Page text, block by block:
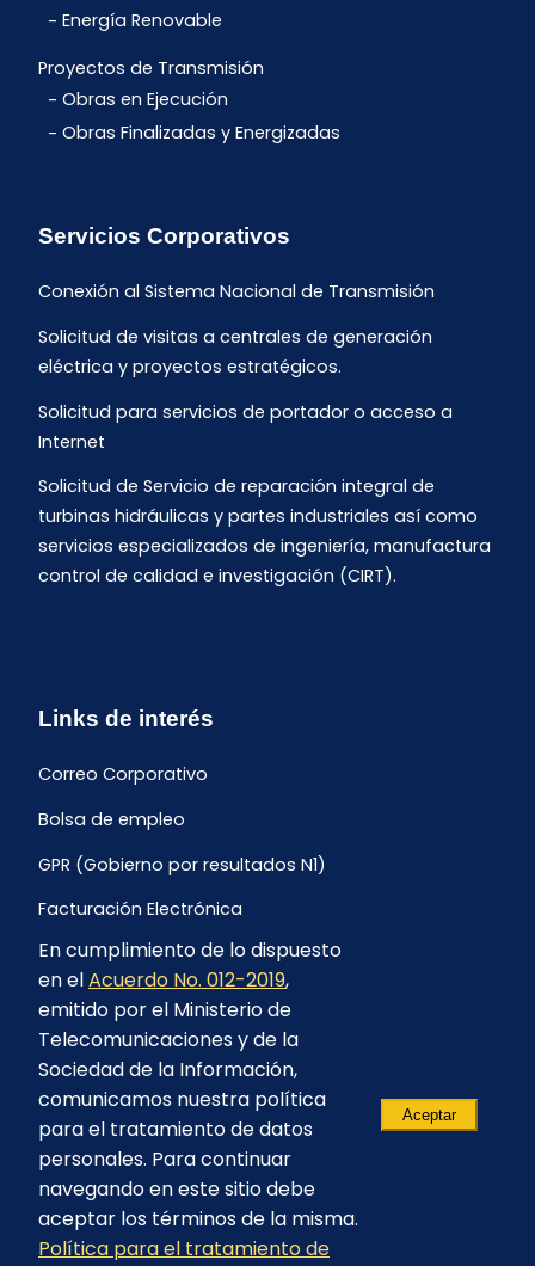
Energía Renovable
Proyectos de Transmisión
Obras en Ejecución
Obras Finalizadas y Energizadas
Servicios Corporativos
Conexión al Sistema Nacional de Transmisión
Solicitud de visitas a centrales de generación
eléctrica y proyectos estratégicos.
Solicitud para servicios de portador o acceso a
Internet
Solicitud de Servicio de reparación integral de
turbinas hidráulicas y partes industriales así como
servicios especializados de ingeniería, manufactura
control de calidad e investigación (CIRT).
Links de interés
Correo Corporativo
Bolsa de empleo
GPR (Gobierno por resultados N1)
Facturación Electrónica
Archivo Histórico de Facturación
Portal Ambiental y Social
Proyecto Geotérmico Chachimbiro
Contratación consultoría mediante “Lista Corta”
Reglamento de Procesos Asociativos
© 2023 - CELEC EP - Todos los derechos
En cumplimiento de lo dispuesto
en elAcuerdo No. 012-2019,
emitido por el Ministerio de
Telecomunicaciones y de la
Sociedad de la Información,
comunicamos nuestra política
para el tratamiento de datos
personales. Para continuar
navegando en este sitio debe
aceptar los términos de la misma.
Política para el tratamiento de
Aceptar